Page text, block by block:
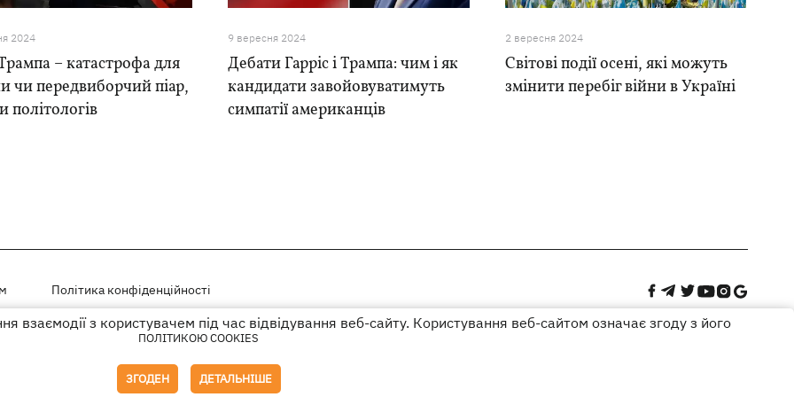
2024
– катастрофа для
чи передвиборчий піар,
політологів
9 вересня 2024
Дебати Гарріс і Трампа: чим і як
кандидати завойовуватимуть
симпатії американців
2 вересня 2024
Світові події осені, які можуть
змінити перебіг війни в Україні
Політика конфіденційності
на правах рекламиз користувачем під час відвідування веб-сайту. Користування веб-сайтом означає згоду з його
ПОЛІТИКОЮ COOKIES
ЗГОДЕН ДЕТАЛЬНІШЕ